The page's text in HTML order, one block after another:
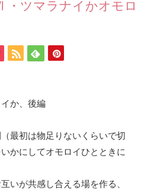
・ツマラナイかオモロ
か、後編
最初は物足りないくらいで切
かにしてオモロイひとときに
いが共感し合える場を作る、